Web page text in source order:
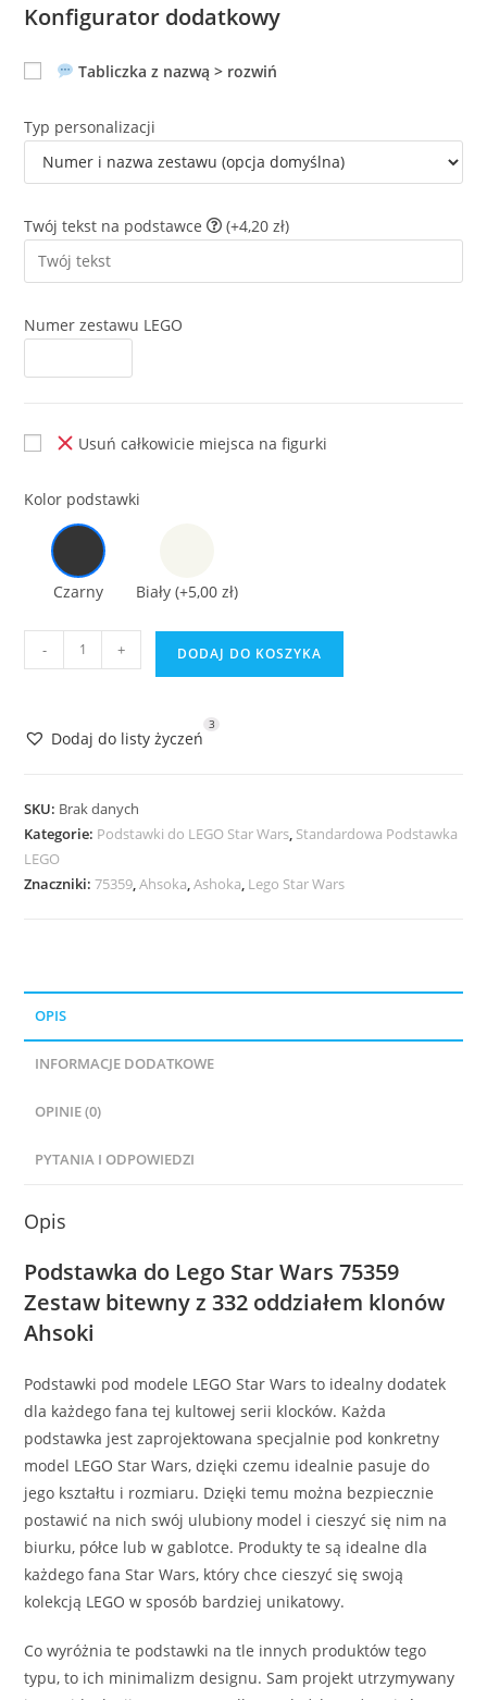
Konfigurator dodatkowy
Tabliczka z nazwą > rozwiń
Typ personalizacji
Twój tekst na podstawce (+4,20 zł)
Numer zestawu LEGO
Usuń całkowicie miejsca na figurki
Kolor podstawki
Czarny Biały(+5,00 zł)
Podstawka
Star
75359
332nd
Ahsoka's
Clone
- + DODAJ DO KOSZYKA
Dodaj do listy życzeń
3
SKU: Brak danych
Kategorie: Podstawki do LEGO Star Wars Standardowa Podstawka
LEGO
Znaczniki:75359 ,Ahsoka ,Ashoka Lego Star Wars
OPIS
INFORMACJE DODATKOWE
OPINIE (0)
PYTANIA I ODPOWIEDZI
Opis
Podstawka do Lego Star Wars 75359
Zestaw bitewny z 332 oddziałem klonów
Ahsoki
Podstawki pod modele LEGO Star Wars to idealny dodatek
dla każdego fana tej kultowej serii klocków. Każda
podstawka jest zaprojektowana specjalnie pod konkretny
model LEGO Star Wars, dzięki czemu idealnie pasuje do
jego kształtu i rozmiaru. Dzięki temu można bezpiecznie
postawić na nich swój ulubiony model i cieszyć się nim na
biurku, półce lub w gablotce. Produkty te są idealne dla
każdego fana Star Wars, który chce cieszyć się swoją
kolekcją LEGO w sposób bardziej unikatowy.
Co wyróżnia te podstawki na tle innych produktów tego
typu, to ich minimalizm designu. Sam projekt utrzymywany